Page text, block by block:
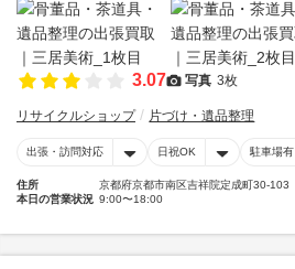
3.07 写真 3枚
リサイクルショップ 片づけ・遺品整理
出張・訪問対応 日祝OK 駐車場有
住所
京都府京都市南区吉祥院定成町30-103
本日の営業状況 9:00〜18:00